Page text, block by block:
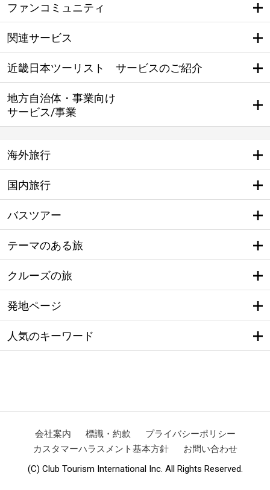
ファンコミュニティ
関連サービス
近畿日本ツーリスト サービスのご紹介
地方自治体・事業向け
サービス/事業
海外旅行
国内旅行
バスツアー
テーマのある旅
クルーズの旅
発地ページ
人気のキーワード
会社案内 標識・約款
プライバシーポリシー
カスタマーハラスメント基本方針
お問い合わせ
(C) Club Tourism International Inc. All Rights Reserved.